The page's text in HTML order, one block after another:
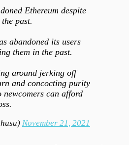
Ethereum despite
past.
abandoned its users
them in the past.
around jerking off
and concocting purity
newcomers can afford
November 21, 2021